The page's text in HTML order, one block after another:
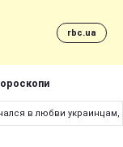
rbc.ua
в любви